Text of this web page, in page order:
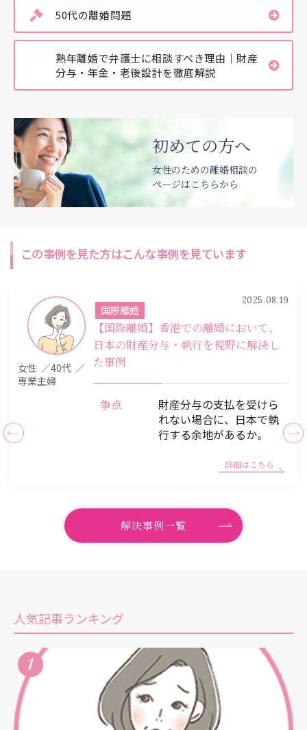
人気記事ランキング
1
50代の離婚問題
熟年離婚で弁護士に相談すべき理由｜財産
分与・年金・老後設計を徹底解説
初めての方へ
女性のための離婚相談の
ページはこちらから
この事例を見た方はこんな事例を見ています
女性
40代
専業主婦
国際離婚
2025.08.19
【国際離婚】香港での離婚において、
日本の財産分与・執行を視野に解決し
た事例
争点
財産分与の支払を受けら
れない場合に、日本で執
行する余地があるか。
詳細はこちら
解決事例一覧